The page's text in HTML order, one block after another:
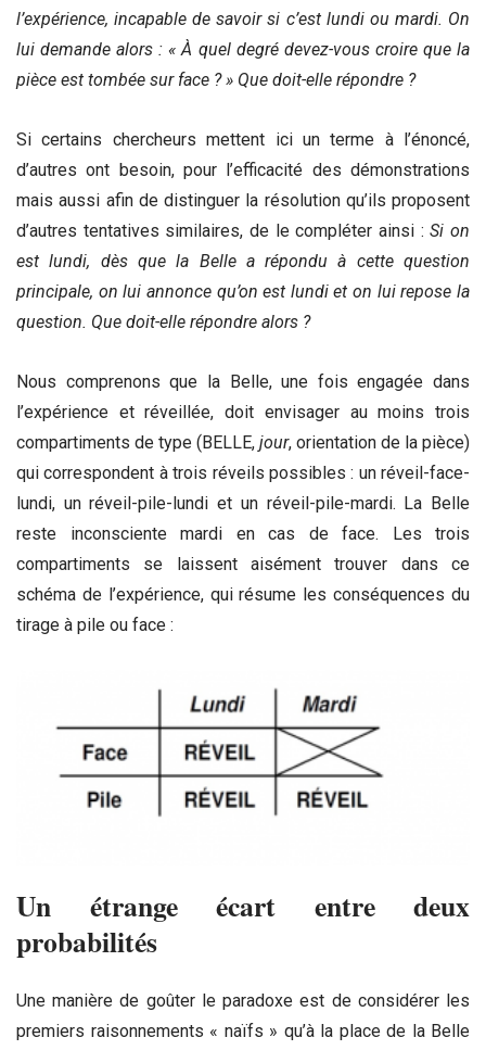
l’expérience, incapable de savoir si c’est lundi ou mardi. On
lui demande alors : « À quel degré devez-vous croire que la
pièce est tombée sur face ? » Que doit-elle répondre ?
Si certains chercheurs mettent ici un terme à l’énoncé,
d’autres ont besoin, pour l’efficacité des démonstrations
mais aussi afin de distinguer la résolution qu’ils proposent
d’autres tentatives similaires, de le compléter ainsi :Si on
est lundi, dès que la Belle a répondu à cette question
principale, on lui annonce qu’on est lundi et on lui repose la
question. Que doit-elle répondre alors ?
Nous comprenons que la Belle, une fois engagée dans
l’expérience et réveillée, doit envisager au moins trois
compartiments de type (BELLE, jour, orientation de la pièce)
qui correspondent à trois réveils possibles : un réveil-face-
lundi, un réveil-pile-lundi et un réveil-pile-mardi. La Belle
reste inconsciente mardi en cas de face. Les trois
compartiments se laissent aisément trouver dans ce
schéma de l’expérience, qui résume les conséquences du
tirage à pile ou face :
Un étrange écart entre deux
probabilités
Une manière de goûter le paradoxe est de considérer les
premiers raisonnements « naïfs » qu’à la place de la Belle